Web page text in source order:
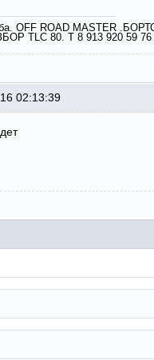
OFF ROAD MASTER
TLC 80. Т 8 913 920 59 76
02:13:39